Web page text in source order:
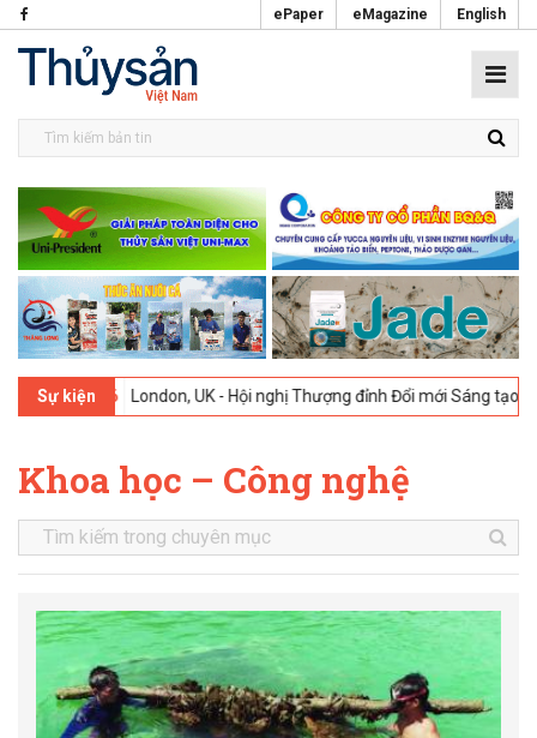
ePaper eMagazine English
Sự kiện
02-2026 London, UK - Hội nghị Thượng đỉnh Đổi mới Sáng tạo trong
Khoa học – Công nghệ